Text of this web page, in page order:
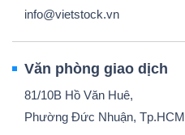
info@vietstock.vn
Văn phòng giao dịch
81/10B Hồ Văn Huê,
Phường Đức Nhuận, Tp.HCM